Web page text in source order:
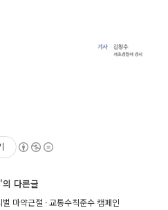
다른글
마약근절 · 교통수칙준수 캠페인